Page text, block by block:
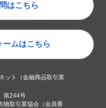
はこちら
ームはこちら
ット（金融商品取引業
第244号
取引業協会（会員番